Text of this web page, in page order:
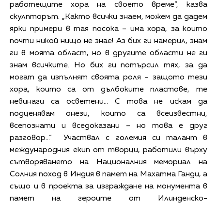
работещите хора на своето време“, казва
скулпторът. „Както всички знаем, можем да дадем
ярки примери в тая посока – има хора, за които
почти никой нищо не знае! Аз бих ги намерил, знам
ги в моята област, но в другите области не ги
знам всичките. Но бих ги потърсил тях, за да
могат да изпълнят своята роля – защото тези
хора, които са от дълбоките пластове, те
невинаги са осветени… С това не искам да
подценявам онези, които са всеизвестни,
всепознати и вседоказани – но това е друг
разговор…“ Участвал с големия си талант в
международния екип от творци, работили върху
сътворяването на Националния мемориал на
Солния поход в Индия в памет на Махатма Ганди, а
също и в проекта за изграждане на монумента в
памет на героите от Илинденско-